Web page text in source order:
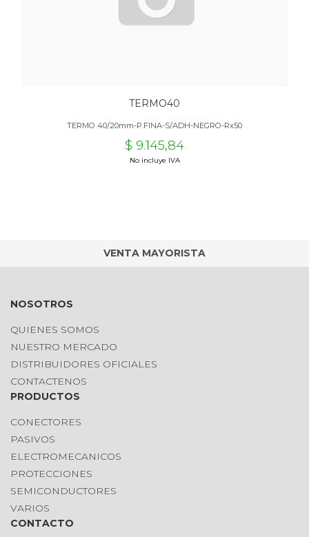
TERMO40
TERMO 40/20mm-P.FINA-S/ADH-NEGRO-Rx50
$ 9.145,84
No incluye IVA
VENTA MAYORISTA
NOSOTROS
QUIENES SOMOS
NUESTRO MERCADO
DISTRIBUIDORES OFICIALES
CONTACTENOS
PRODUCTOS
CONECTORES
PASIVOS
ELECTROMECANICOS
PROTECCIONES
SEMICONDUCTORES
VARIOS
CONTACTO